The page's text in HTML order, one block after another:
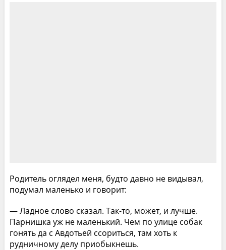
Родитель оглядел меня, будто давно не видывал,
подумал маленько и говорит:
— Ладное слово сказал. Так-то, может, и лучше.
Парнишка уж не маленький. Чем по улице собак
гонять да с Авдотьей ссориться, там хоть к
рудничному делу приобыкнешь.